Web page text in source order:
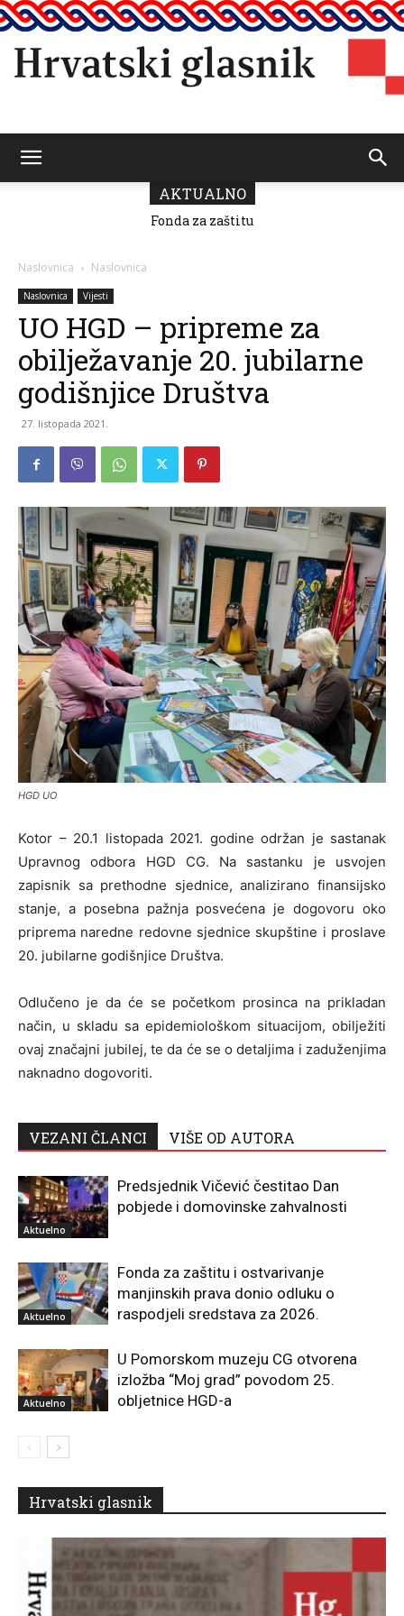
AKTUALNO
Fonda za zaštitu
2026.
Naslovnica Naslovnica
Naslovnica Vijesti
UO HGD – pripreme za
obilježavanje 20. jubilarne
godišnjice Društva
27. listopada 2021.
HGD UO
Kotor – 20.1 listopada 2021. godine održan je sastanak
Upravnog odbora HGD CG. Na sastanku je usvojen
zapisnik sa prethodne sjednice, analizirano finansijsko
stanje, a posebna pažnja posvećena je dogovoru oko
priprema naredne redovne sjednice skupštine i proslave
20. jubilarne godišnjice Društva.
Odlučeno je da će se početkom prosinca na prikladan
način, u skladu sa epidemiološkom situacijom, obilježiti
ovaj značajni jubilej, te da će se o detaljima i zaduženjima
naknadno dogovoriti.
VEZANI ČLANCI VIŠE OD AUTORA
Aktuelno
Predsjednik Vičević čestitao Dan
pobjede i domovinske zahvalnosti
Aktuelno
Fonda za zaštitu i ostvarivanje
manjinskih prava donio odluku o
raspodjeli sredstava za 2026.
Aktuelno
U Pomorskom muzeju CG otvorena
izložba “Moj grad” povodom 25.
obljetnice HGD-a
Hrvatski glasnik